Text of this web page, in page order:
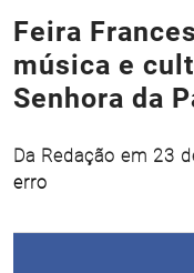
Feira
música e
Senhora da
Da Redação em 23
erro